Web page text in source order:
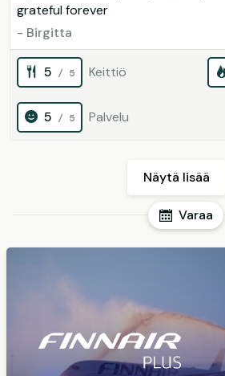
grateful forever
- Birgitta
5 / 5 Keittiö
5 / 5 Palvelu
Näytä lisää
Varaa